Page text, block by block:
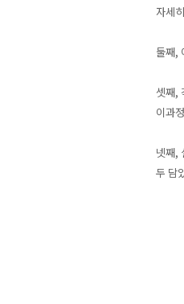
자세
둘째,
셋째,
이과
넷째,
두 담